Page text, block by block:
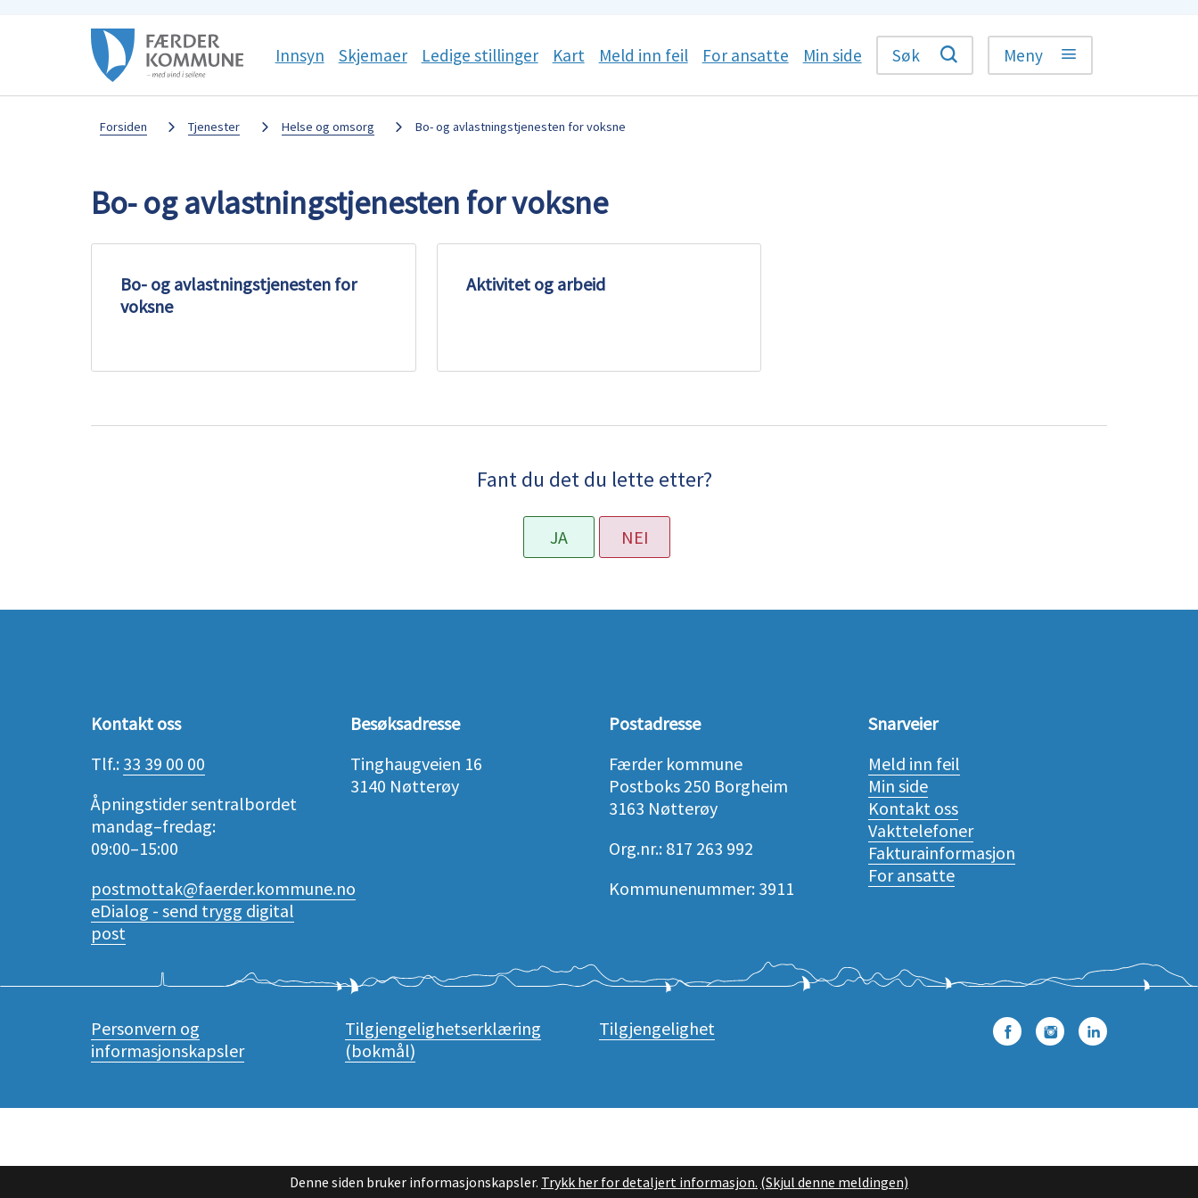
Færder
kommune
Sosiale
media
Innsyn Skjemaer Ledige stillinger Kart Meld inn feil For ansatte Min side Søk Meny
Du
her:
Forsiden Tjenester Helse og omsorg Bo- og avlastningstjenesten for voksne
Bo- og avlastningstjenesten for voksne
Bo- og avlastningstjenesten for
voksne
Aktivitet og arbeid
Fant du det du lette etter?
JA NEI
Kontakt oss
Tlf.: 33 39 00 00
Åpningstider sentralbordet
mandag–fredag:
09:00–15:00
postmottak@faerder.kommune.no
eDialog - send trygg digital
post
Besøksadresse
Tinghaugveien 16
3140 Nøtterøy
Postadresse
Færder kommune
Postboks 250 Borgheim
3163 Nøtterøy
Org.nr.: 817 263 992
Kommunenummer: 3911
Snarveier
Meld inn feil
Min side
Kontakt oss
Vakttelefoner
Fakturainformasjon
For ansatte
Personvern og
informasjonskapsler
Tilgjengelighetserklæring
(bokmål)
Tilgjengelighet FacebookInstagramLinkedIn
Denne siden bruker informasjonskapsler. Trykk her for detaljert informasjon. (Skjul denne meldingen)